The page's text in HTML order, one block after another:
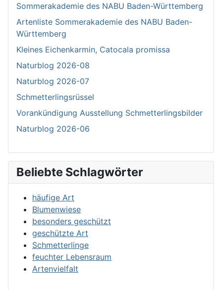
Sommerakademie des NABU Baden-Württemberg
Artenliste Sommerakademie des NABU Baden-
Württemberg
Kleines Eichenkarmin, Catocala promissa
Naturblog 2026-08
Naturblog 2026-07
Schmetterlingsrüssel
Vorankündigung Ausstellung Schmetterlingsbilder
Naturblog 2026-06
Beliebte Schlagwörter
häufige Art
Blumenwiese
besonders geschützt
geschützte Art
Schmetterlinge
feuchter Lebensraum
Artenvielfalt